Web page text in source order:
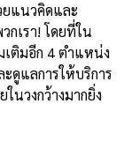
ยแนวคิดและ
กเรา! โดยที่ใน
ติมอีก 4 ตำแหน่ง
ดูแลการให้บริการ
นวงกว้างมากยิ่ง